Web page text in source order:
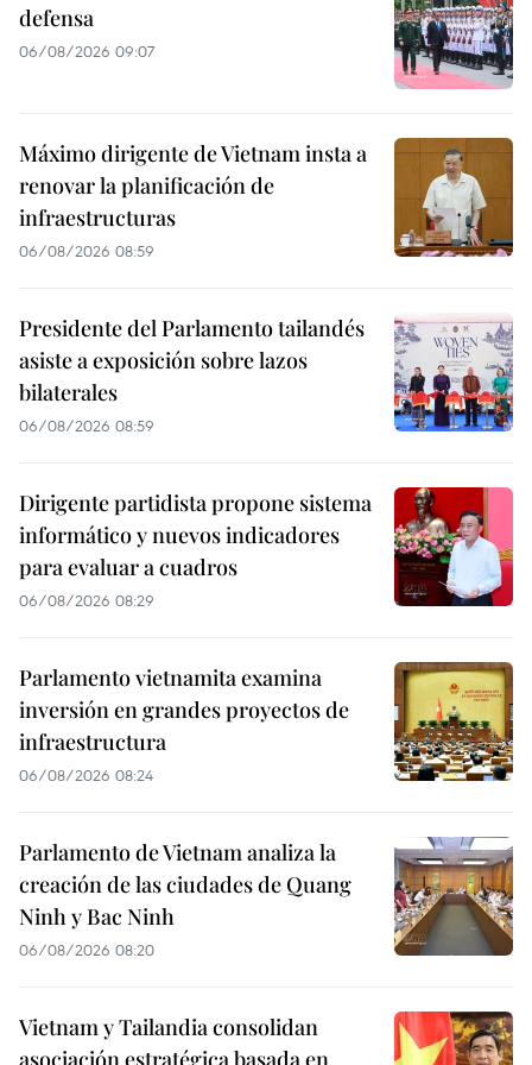
defensa
06/08/2026 09:07
Máximo dirigente de Vietnam insta a
renovar la planificación de
infraestructuras
06/08/2026 08:59
Presidente del Parlamento tailandés
asiste a exposición sobre lazos
bilaterales
06/08/2026 08:59
Dirigente partidista propone sistema
informático y nuevos indicadores
para evaluar a cuadros
06/08/2026 08:29
Parlamento vietnamita examina
inversión en grandes proyectos de
infraestructura
06/08/2026 08:24
Parlamento de Vietnam analiza la
creación de las ciudades de Quang
Ninh y Bac Ninh
06/08/2026 08:20
Vietnam y Tailandia consolidan
asociación estratégica basada en